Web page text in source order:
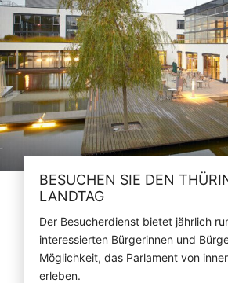
BESUCHEN SIE DEN
LANDTAG
Der Besucherdienst bietet jährlich
interessierten Bürgerinnen und
Möglichkeit, das Parlament von
erleben.